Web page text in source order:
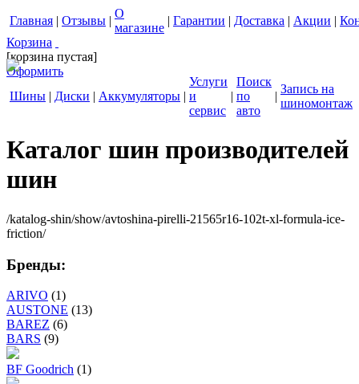
Главная | Отзывы |
О
магазине
| Гарантии | Доставка | Акции |
Корзина
[корзина пустая]
Оформить
Шины | Диски | Аккумуляторы |
Услуги
и
сервис
|
Поиск
по
авто
|
Запись на
шиномонтаж
Каталог шин производителей
шин
/katalog-shin/show/avtoshina-pirelli-21565r16-102t-xl-formula-ice-
friction/
Бренды:
ARIVO (1)
AUSTONE (13)
BAREZ (6)
BARS (9)
BF Goodrich (1)